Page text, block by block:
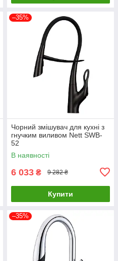
–35%
Чорний змішувач для кухні з
гнучким виливом Nett SWB-
52
В наявності
6 033 ₴ 9 282 ₴
Купити
–35%